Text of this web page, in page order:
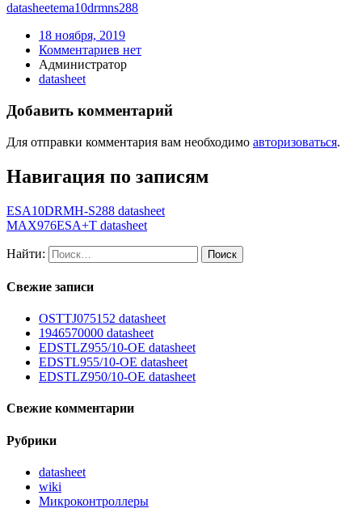
datasheetema10drmns288
18 ноября, 2019
Комментариев нет
Администратор
datasheet
Добавить комментарий
Для отправки комментария вам необходимо авторизоваться.
Навигация по записям
ESA10DRMH-S288 datasheet
MAX976ESA+T datasheet
Найти:
Свежие записи
OSTTJ075152 datasheet
1946570000 datasheet
EDSTLZ955/10-OE datasheet
EDSTL955/10-OE datasheet
EDSTLZ950/10-OE datasheet
Свежие комментарии
Рубрики
datasheet
wiki
Микроконтроллеры